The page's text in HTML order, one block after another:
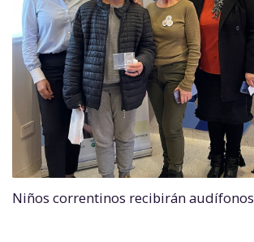
Niños correntinos recibirán audífonos